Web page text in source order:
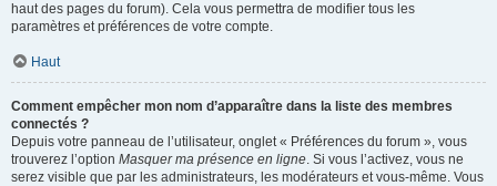
haut des pages du forum). Cela vous permettra de modifier tous les
paramètres et préférences de votre compte.
Haut
Comment empêcher mon nom d’apparaître dans la liste des membres
connectés ?
Depuis votre panneau de l’utilisateur, onglet « Préférences du forum », vous
trouverez l’option Masquer ma présence en ligne. Si vous l’activez, vous ne
serez visible que par les administrateurs, les modérateurs et vous-même. Vous